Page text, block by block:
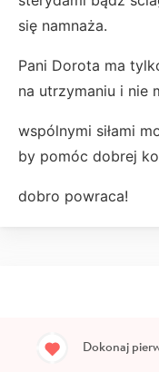
się namnaża.
Pani Dorota ma
na utrzymaniu i nie
wspólnymi siłami
by pomóc dobrej
dobro powraca!
Dokonaj